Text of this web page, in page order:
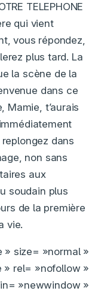
TELEPHONE
qui vient
vous répondez,
plus tard. La
la scène de la
dans ce
Mamie, t’aurais
dans
non sans
aux
soudain plus
de la première
vie.
» size= »normal »
» rel= »nofollow »
»newwindow »